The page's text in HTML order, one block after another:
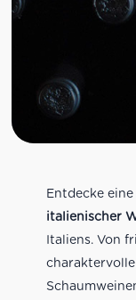
Entdecke
italienischer
Italiens. Von